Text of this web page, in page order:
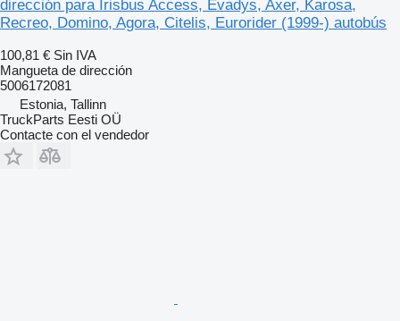
dirección para Irisbus Access, Evadys, Axer, Karosa,
Recreo, Domino, Agora, Citelis, Eurorider (1999-) autobús
100,81 € Sin IVA
Mangueta de dirección
5006172081
Estonia, Tallinn
TruckParts Eesti OÜ
Contacte con el vendedor